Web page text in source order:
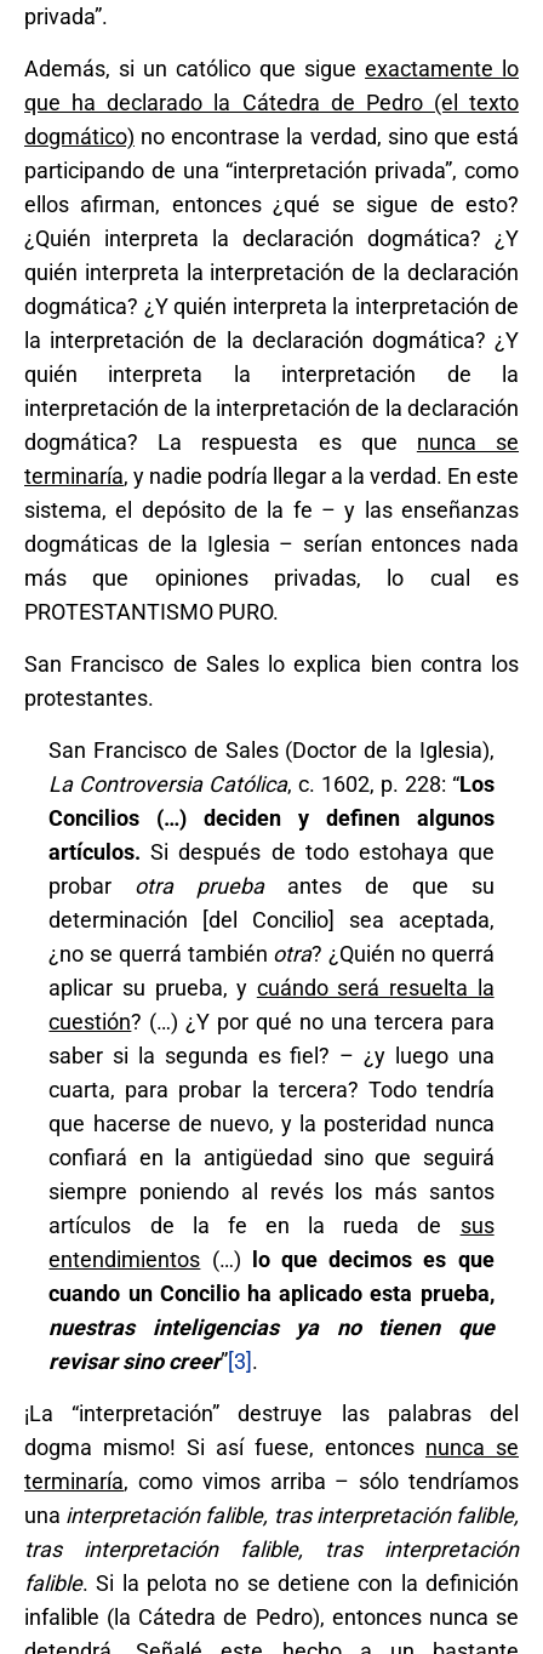
privada”.
Además, si un católico que sigue exactamente lo
que ha declarado la Cátedra de Pedro (el texto
dogmático) no encontrase la verdad, sino que está
participando de una “interpretación privada”, como
ellos afirman, entonces ¿qué se sigue de esto?
¿Quién interpreta la declaración dogmática? ¿Y
quién interpreta la interpretación de la declaración
dogmática? ¿Y quién interpreta la interpretación de
la interpretación de la declaración dogmática? ¿Y
quién interpreta la interpretación de la
interpretación de la interpretación de la declaración
dogmática? La respuesta es que nunca se
terminaría, y nadie podría llegar a la verdad. En este
sistema, el depósito de la fe – y las enseñanzas
dogmáticas de la Iglesia – serían entonces nada
más que opiniones privadas, lo cual es
PROTESTANTISMO PURO.
San Francisco de Sales lo explica bien contra los
protestantes.
San Francisco de Sales (Doctor de la Iglesia),
La Controversia Católica, c. 1602, p. 228: “Los
Concilios (…) deciden y definen algunos
artículos. Si después de todo estohaya que
probar otra pruebaantes de que su
determinación [del Concilio] sea aceptada,
¿no se querrá también otra? ¿Quién no querrá
aplicar su prueba, y cuándo será resuelta la
cuestión? (…) ¿Y por qué no una tercera para
saber si la segunda es fiel? – ¿y luego una
cuarta, para probar la tercera? Todo tendría
que hacerse de nuevo, y la posteridad nunca
confiará en la antigüedad sino que seguirá
siempre poniendo al revés los más santos
artículos de la fe en la rueda de sus
entendimientos (…) lo que decimos es que
cuando un Concilio ha aplicado esta prueba,
nuestras inteligencias ya no tienen que
revisar sino creer”[3].
¡La “interpretación” destruye las palabras del
dogma mismo! Si así fuese, entonces nunca se
terminaría, como vimos arriba – sólo tendríamos
una interpretación falible, tras interpretación falible,
tras interpretación falible, tras interpretación
falible. Si la pelota no se detiene con la definición
infalible (la Cátedra de Pedro), entonces nunca se